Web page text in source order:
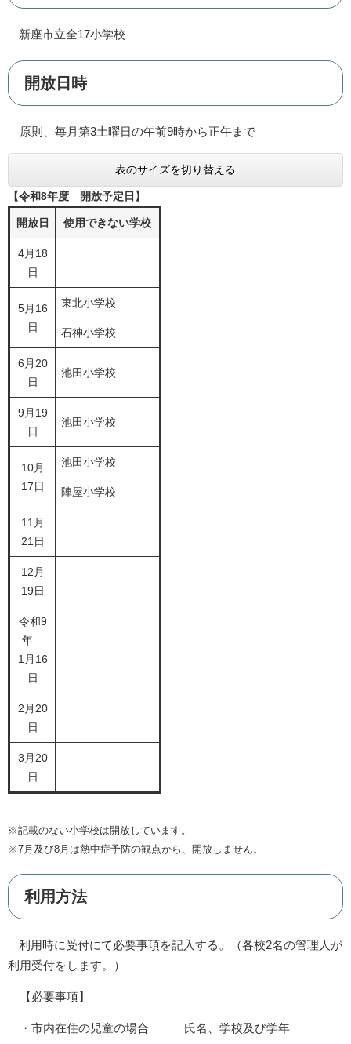
新座市立全17小学校
開放日時
原則、毎月第3土曜日の午前9時から正午まで
表のサイズを切り替える
【令和8年度 開放予定日】
開放日 使用できない学校
4月18
日
5月16
日
東北小学校
石神小学校
6月20
日
池田小学校
9月19
日
池田小学校
10月
17日
池田小学校
陣屋小学校
11月
21日
12月
19日
令和9
年
1月16
日
2月20
日
3月20
日
※記載のない小学校は開放しています。
※7月及び8月は熱中症予防の観点から、開放しません。
利用方法
利用時に受付にて必要事項を記入する。（各校2名の管理人が
利用受付をします。）
【必要事項】
・市内在住の児童の場合 氏名、学校及び学年